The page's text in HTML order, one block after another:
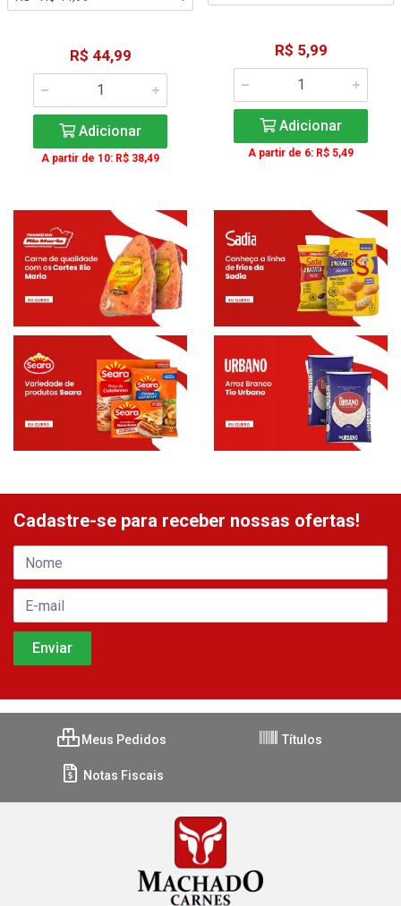
R$ 44,99
Adicionar
A partir de 10: R$ 38,49
R$ 5,99
Adicionar
A partir de 6: R$ 5,49
Cadastre-se para receber nossas ofertas!
Meus Pedidos Títulos
Notas Fiscais